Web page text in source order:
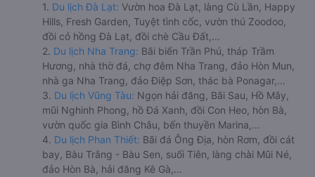
1. Du lịch Đà Lạt: Vườn hoa Đà Lạt, làng Cù Lần, Happy
Hills, Fresh Garden, Tuyệt tình cốc, vườn thú Zoodoo,
đồi cỏ hồng Đà Lạt, đồi chè Cầu Đất,...
2. Du lịch Nha Trang: Bãi biển Trần Phú, tháp Trầm
Hương, nhà thờ đá, chợ đêm Nha Trang, đảo Hòn Mun,
nhà ga Nha Trang, đảo Điệp Sơn, thác bà Ponagar,...
3. Du lịch Vũng Tàu: Ngọn hải đăng, Bãi Sau, Hồ Mây,
mũi Nghinh Phong, hồ Đá Xanh, đồi Con Heo, hòn Bà,
vườn quốc gia Bình Châu, bến thuyền Marina,...
4. Du lịch Phan Thiết: Bãi đá Ông Địa, hòn Rơm, đồi cát
bay, Bàu Trắng - Bàu Sen, suối Tiên, làng chài Mũi Né,
đảo Hòn Bà, hải đăng Kê Gà,...